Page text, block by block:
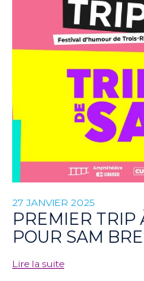
27 JANVIER 2025
PREMIER TRIP
POUR SAM
Lire la suite